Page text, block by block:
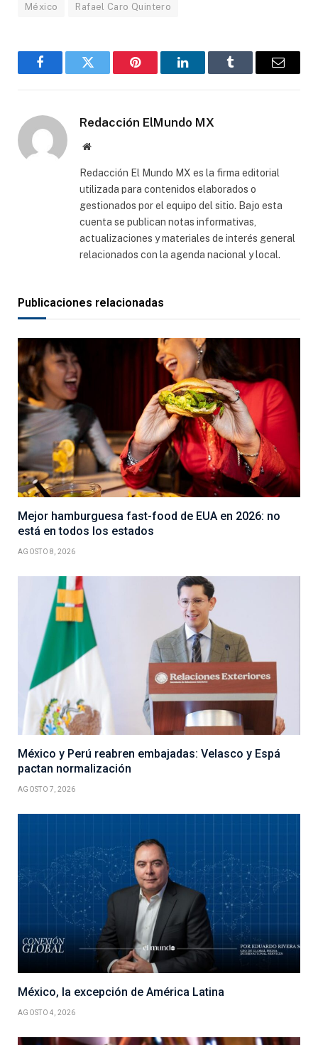
México Rafael Caro Quintero
FacebookGorjeo Pinterest LinkedInTumblr
Correo
Redacción ElMundo MX
Sitio
Redacción El Mundo MX es la firma editorial
utilizada para contenidos elaborados o
gestionados por el equipo del sitio. Bajo esta
cuenta se publican notas informativas,
actualizaciones y materiales de interés general
relacionados con la agenda nacional y local.
Publicaciones relacionadas
Mejor hamburguesa fast-food de EUA en 2026: no
está en todos los estados
AGOSTO 8, 2026
México y Perú reabren embajadas: Velasco y Espá
pactan normalización
AGOSTO 7, 2026
México, la excepción de América Latina
AGOSTO 4, 2026